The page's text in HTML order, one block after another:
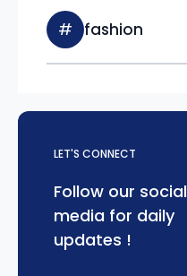
# fashion
LET'S CONNECT
Follow our social
media for daily
updates !